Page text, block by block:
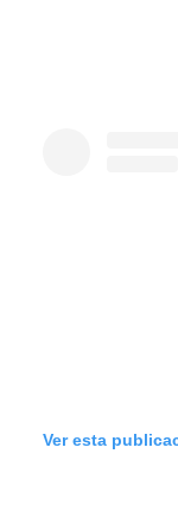
Ver esta